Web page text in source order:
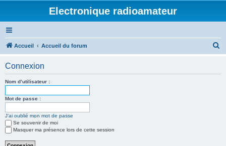
Electronique radioamateur
Accueil Accueil du forum
Connexion
Nom d’utilisateur :
Mot de passe :
J’ai oublié mon mot de passe
Se souvenir de moi
Masquer ma présence lors de cette session